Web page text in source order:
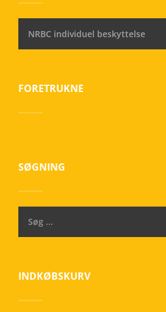
NRBC individuel beskyttelse
FORETRUKNE
SØGNING
INDKØBSKURV